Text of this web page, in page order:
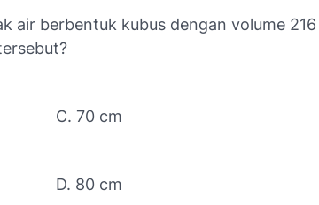
air berbentuk kubus dengan volume
C. 70 cm
D. 80 cm